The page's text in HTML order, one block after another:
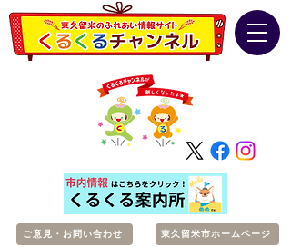
ご意見・お問い合わせ 東久留米市ホームページ